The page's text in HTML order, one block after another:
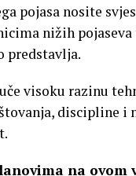
pojasa nosite
nižih
predstavlja.
visoku razinu
discipline i
na ovom